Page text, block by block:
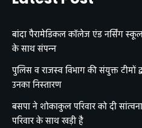
बांदा पैरामेडिकल कॉलेज एंड नर्सिंग स्कूल
के साथ संपन्न
पुलिस व राजस्व विभाग की संयुक्त टीमों
उनका निस्तारण
बसपा ने शोकाकुल परिवार को दी
परिवार के साथ खड़ी है